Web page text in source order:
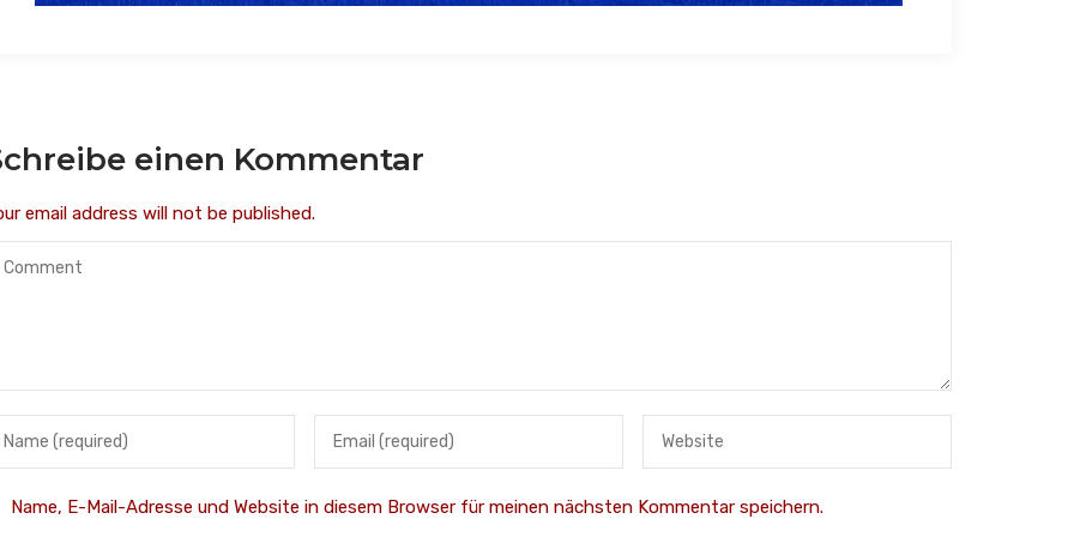
einen Kommentar
email address will not be published.
Name, E-Mail-Adresse und Website in diesem Browser für meinen nächsten Kommentar speichern.